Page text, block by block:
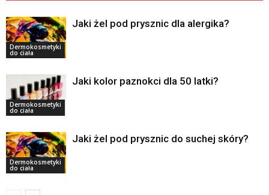
Dermokosmetyki
do ciała
Jaki żel pod prysznic dla alergika?
Dermokosmetyki
do ciała
Jaki kolor paznokci dla 50 latki?
Dermokosmetyki
do ciała
Jaki żel pod prysznic do suchej skóry?